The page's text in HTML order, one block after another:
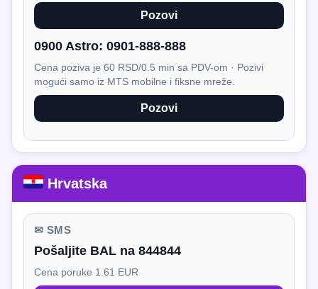
Pozovi
0900 Astro: 0901-888-888
Cena poziva je 60 RSD/0.5 min sa PDV-om · Pozivi
mogući samo iz MTS mobilne i fiksne mreže.
Pozovi
Hrvatska
✉ SMS
Pošaljite BAL na 844844
Cena poruke 1.61 EUR